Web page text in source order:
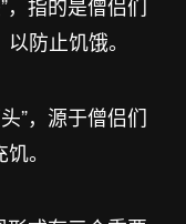
，指的是僧侣们
防止饥饿。
”，源于僧侣们
。